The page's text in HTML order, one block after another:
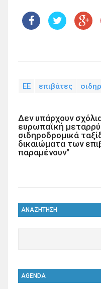
ΕΕ επιβάτες
Δεν υπάρχουν
ευρωπαϊκή
σιδηροδρομικά
δικαιώματα των
παραμένουν"
ΑΝΑΖΗΤΗΣΗ
AGENDA